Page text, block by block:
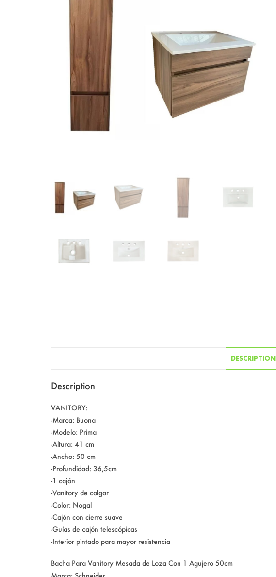
DESCRIPTION
Description
VANITORY:
-Marca: Buona
-Modelo: Prima
-Altura: 41 cm
-Ancho: 50 cm
-Profundidad: 36,5cm
-1 cajón
-Vanitory de colgar
-Color: Nogal
-Cajón con cierre suave
-Guías de cajón telescópicas
-Interior pintado para mayor resistencia
Bacha Para Vanitory Mesada de Loza Con 1 Agujero 50cm
Marca: Schneider